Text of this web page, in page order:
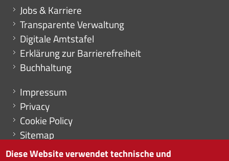
Mini menu di servizio
Jobs & Karriere
Transparente Verwaltung
Digitale Amtstafel
Erklärung zur Barrierefreiheit
Buchhaltung
Menu footer
Impressum
Privacy
Cookie Policy
Sitemap
Cookie-Einstellungen
Diese Website verwendet technische und